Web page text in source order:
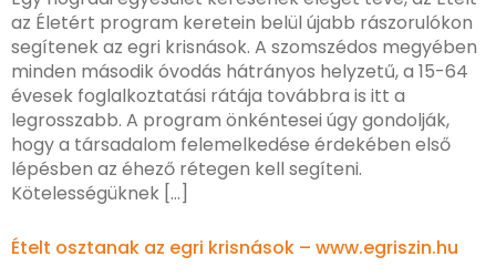
az Életért program keretein belül újabb rászorulókon
segítenek az egri krisnások. A szomszédos megyében
minden második óvodás hátrányos helyzetű, a 15-64
évesek foglalkoztatási rátája továbbra is itt a
legrosszabb. A program önkéntesei úgy gondolják,
hogy a társadalom felemelkedése érdekében első
lépésben az éhező rétegen kell segíteni.
Kötelességüknek […]
Ételt osztanak az egri krisnások – www.egriszin.hu